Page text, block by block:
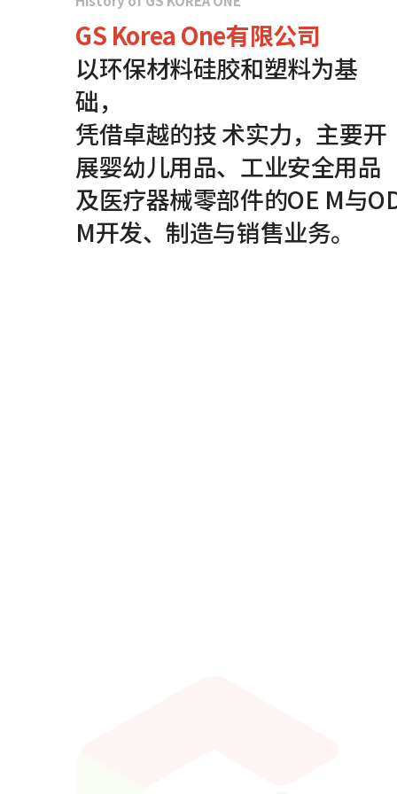
GS Korea One有限公司
以环保材料硅胶和塑料为基
础，
凭借卓越的技 术实力，主要开
展婴幼儿用品、工业安全用品
及医疗器械零部件的OE M与
M开发、制造与销售业务。